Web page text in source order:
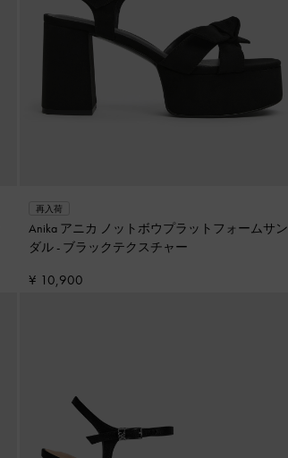
再入荷
Anika アニカ ノットボウプラットフォームサン
ダル - ブラックテクスチャー
¥ 10,900